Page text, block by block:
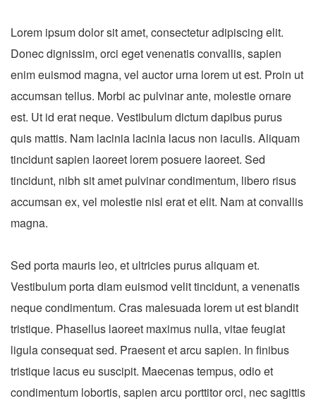
Lorem ipsum dolor sit amet, consectetur adipiscing elit.
Donec dignissim, orci eget venenatis convallis, sapien
enim euismod magna, vel auctor urna lorem ut est. Proin ut
accumsan tellus. Morbi ac pulvinar ante, molestie ornare
est. Ut id erat neque. Vestibulum dictum dapibus purus
quis mattis. Nam lacinia lacinia lacus non iaculis. Aliquam
tincidunt sapien laoreet lorem posuere laoreet. Sed
tincidunt, nibh sit amet pulvinar condimentum, libero risus
accumsan ex, vel molestie nisl erat et elit. Nam at convallis
magna.
Sed porta mauris leo, et ultricies purus aliquam et.
Vestibulum porta diam euismod velit tincidunt, a venenatis
neque condimentum. Cras malesuada lorem ut est blandit
tristique. Phasellus laoreet maximus nulla, vitae feugiat
ligula consequat sed. Praesent et arcu sapien. In finibus
tristique lacus eu suscipit. Maecenas tempus, odio et
condimentum lobortis, sapien arcu porttitor orci, nec sagittis